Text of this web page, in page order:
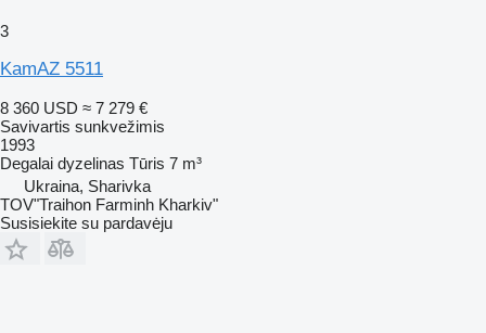
3
KamAZ 5511
8 360 USD ≈ 7 279 €
Savivartis sunkvežimis
1993
Degalai dyzelinas Tūris 7 m³
Ukraina, Sharivka
TOV"Traihon Farminh Kharkiv"
Susisiekite su pardavėju